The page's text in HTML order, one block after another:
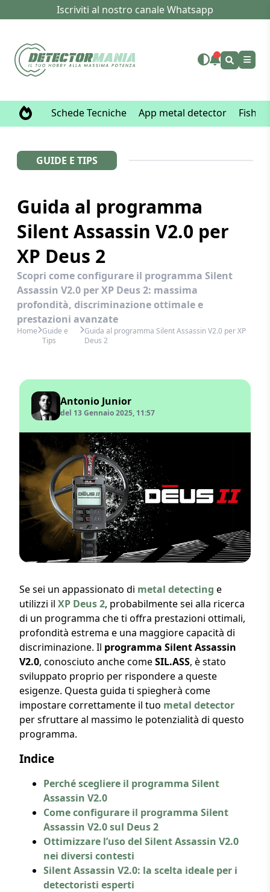
Iscriviti al nostro canale Whatsapp
Schede Tecniche App metal detector Fisher
GUIDE E TIPS
Guida al programma
Silent Assassin V2.0 per
XP Deus 2
Scopri come configurare il programma Silent
Assassin V2.0 per XP Deus 2: massima
profondità, discriminazione ottimale e
prestazioni avanzate
Home Guide e
Tips
Guida al programma Silent Assassin V2.0 per XP
Deus 2
Antonio Junior
del 13 Gennaio 2025, 11:57
Se sei un appassionato di metal detecting e
utilizzi il XP Deus 2, probabilmente sei alla ricerca
di un programma che ti offra prestazioni ottimali,
profondità estrema e una maggiore capacità di
discriminazione. Il programma Silent Assassin
V2.0, conosciuto anche comeSIL.ASS, è stato
sviluppato proprio per rispondere a queste
esigenze. Questa guida ti spiegherà come
impostare correttamente il tuo metal detector
per sfruttare al massimo le potenzialità di questo
programma.
Indice
Perché scegliere il programma Silent
Assassin V2.0
Come configurare il programma Silent
Assassin V2.0 sul Deus 2
Ottimizzare l’uso del Silent Assassin V2.0
nei diversi contesti
Silent Assassin V2.0: la scelta ideale per i
detectoristi esperti